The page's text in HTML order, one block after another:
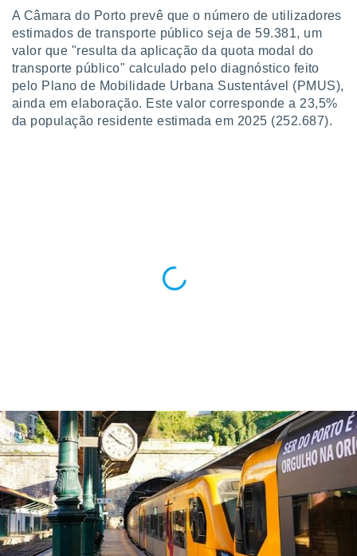
qual se
tal,
ou opor-
qualquer
em “
na
criar
medir
da
medir o
A Câmara do Porto prevê que o número de utilizadores
estimados de transporte público seja de 59.381, um
valor que "resulta da aplicação da quota modal do
transporte público" calculado pelo diagnóstico feito
pelo Plano de Mobilidade Urbana Sustentável (PMUS),
ainda em elaboração. Este valor corresponde a 23,5%
da população residente estimada em 2025 (252.687).